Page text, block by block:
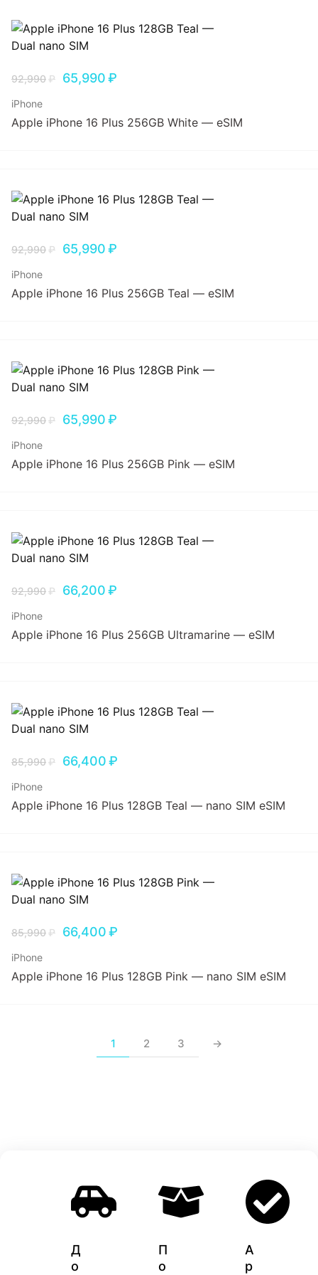
92,990₽ 65,990₽
iPhone
Apple iPhone 16 Plus 256GB White — eSIM
92,990₽ 65,990₽
iPhone
Apple iPhone 16 Plus 256GB Teal — eSIM
92,990₽ 65,990₽
iPhone
Apple iPhone 16 Plus 256GB Pink — eSIM
92,990₽ 66,200₽
iPhone
Apple iPhone 16 Plus 256GB Ultramarine — eSIM
85,990₽ 66,400₽
iPhone
Apple iPhone 16 Plus 128GB Teal — nano SIM eSIM
85,990₽ 66,400₽
iPhone
Apple iPhone 16 Plus 128GB Pink — nano SIM eSIM
1 2 3 →
Д
о
П
о
A
p